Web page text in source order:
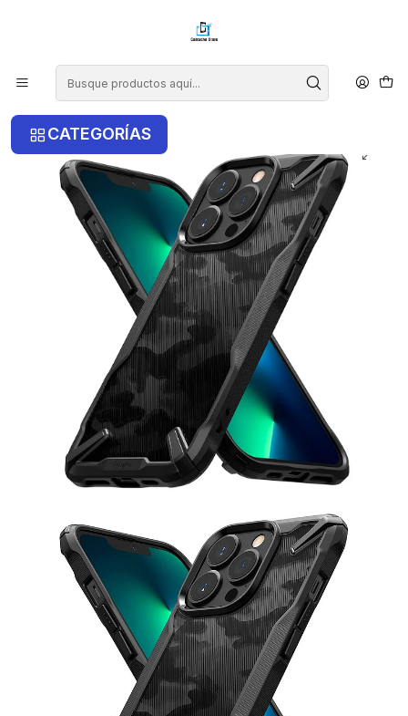
CATEGORÍAS
Inicio iPhone
iPhone 13 Pro Max
Carcasa Ringke iPhone 13 Pro Max - Camo Black